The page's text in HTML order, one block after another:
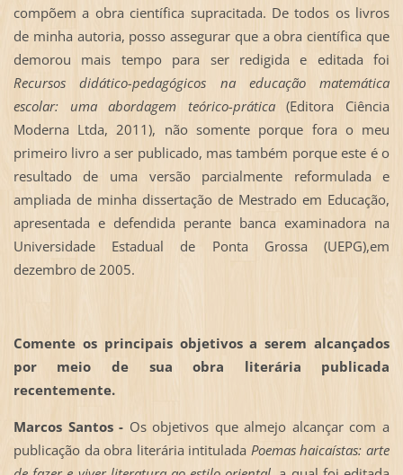
compõem a obra científica supracitada. De todos os livros
de minha autoria, posso assegurar que a obra científica que
demorou mais tempo para ser redigida e editada foi
Recursos didático-pedagógicos na educação matemática
escolar: uma abordagem teórico-prática(Editora Ciência
Moderna Ltda, 2011), não somente porque fora o meu
primeiro livro a ser publicado, mas também porque este é o
resultado de uma versão parcialmente reformulada e
ampliada de minha dissertação de Mestrado em Educação,
apresentada e defendida perante banca examinadora na
Universidade Estadual de Ponta Grossa (UEPG),em
dezembro de 2005.
Comente os principais objetivos a serem alcançados
por meio de sua obra literária publicada
recentemente.
Marcos Santos - Os objetivos que almejo alcançar com a
publicação da obra literária intitulada Poemas haicaístas: arte